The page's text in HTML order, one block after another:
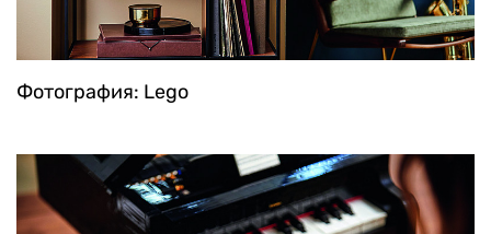
Фотография: Lego